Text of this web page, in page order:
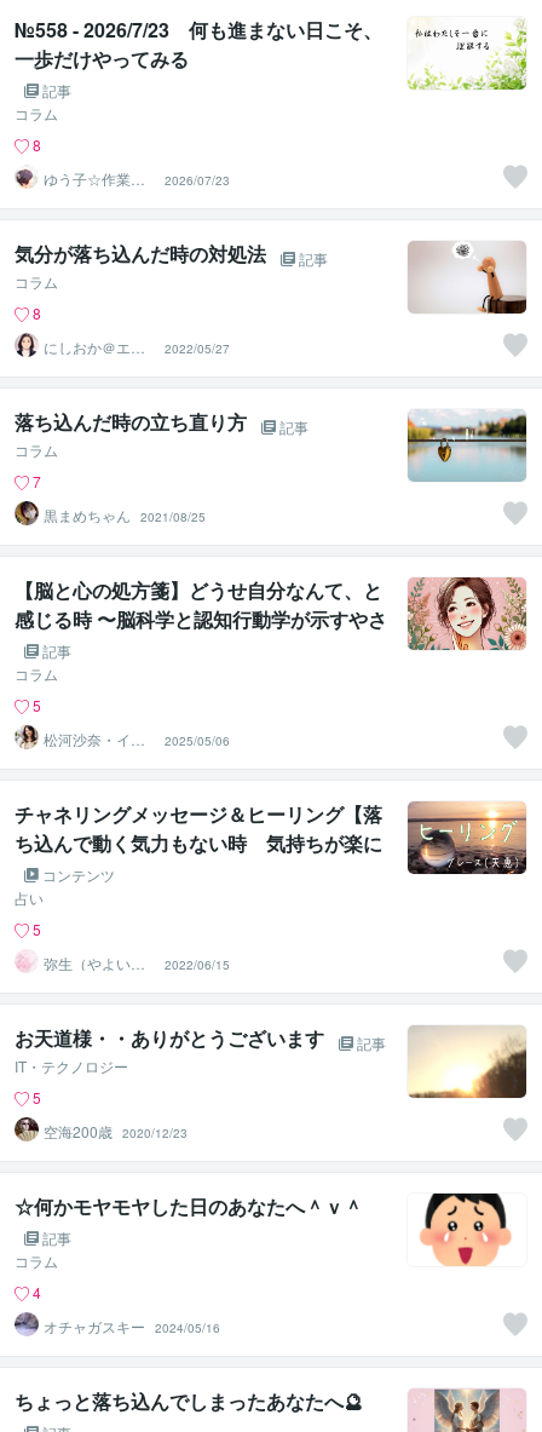
№558 - 2026/7/23 何も進まない日こそ、
一歩だけやってみる
記事
コラム
8
ゆう子☆作業療
法士＆ライフコ
ーチ
2026/07/23
気分が落ち込んだ時の対処法
記事
コラム
8
にしおか＠エン
パワメントカウ
ンセラー
2022/05/27
落ち込んだ時の立ち直り方
記事
コラム
7
黒まめちゃん
2021/08/25
【脳と心の処方箋】どうせ自分なんて、と
感じる時 〜脳科学と認知行動学が示すやさ
しい道〜
記事
コラム
5
松河沙奈・イン
スピレーション
タロット
2025/05/06
チャネリングメッセージ＆ヒーリング【落
ち込んで動く気力もない時 気持ちが楽に
なる】コンテンツ
占い
5
弥生（やよい）
○☆○えみたま
宇宙○☆○
2022/06/15
お天道様・・ありがとうございます
記事
IT・テクノロジー
5
空海200歳 2020/12/23
☆何かモヤモヤした日のあなたへ＾ｖ＾
記事
コラム
4
オチャガスキー
2024/05/16
ちょっと落ち込んでしまったあなたへ🔮